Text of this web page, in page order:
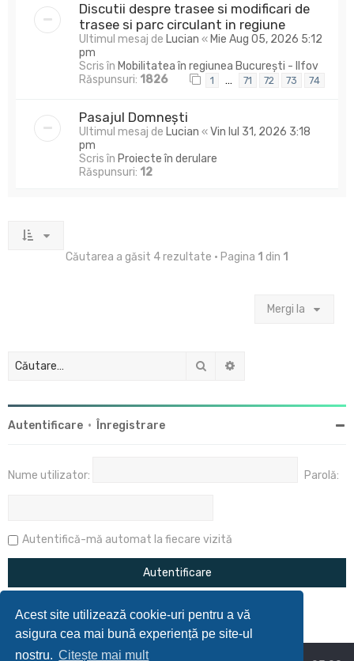
Acest site utilizează cookie-uri pentru a vă
asigura cea mai bună experiență pe site-ul
nostru. Citește mai mult
Discutii despre trasee si modificari de
trasee si parc circulant in regiune
Ultimul mesaj de Lucian « Mie Aug 05, 2026 5:12
pm
Scris în Mobilitatea în regiunea București - Ilfov
Răspunsuri: 1826 1 … 71 72 73 74
Pasajul Domnești
Ultimul mesaj de Lucian «Vin Iul 31, 2026 3:18
pm
Scris în Proiecte în derulare
Răspunsuri: 12
Căutarea a găsit 4 rezultate • Pagina 1 din 1
Mergi la
Căutare
Autentificare • Înregistrare
Nume utilizator: Parolă:
Autentifică-mă automat la fiecare vizită